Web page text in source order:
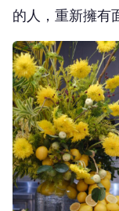
的人，重新擁有